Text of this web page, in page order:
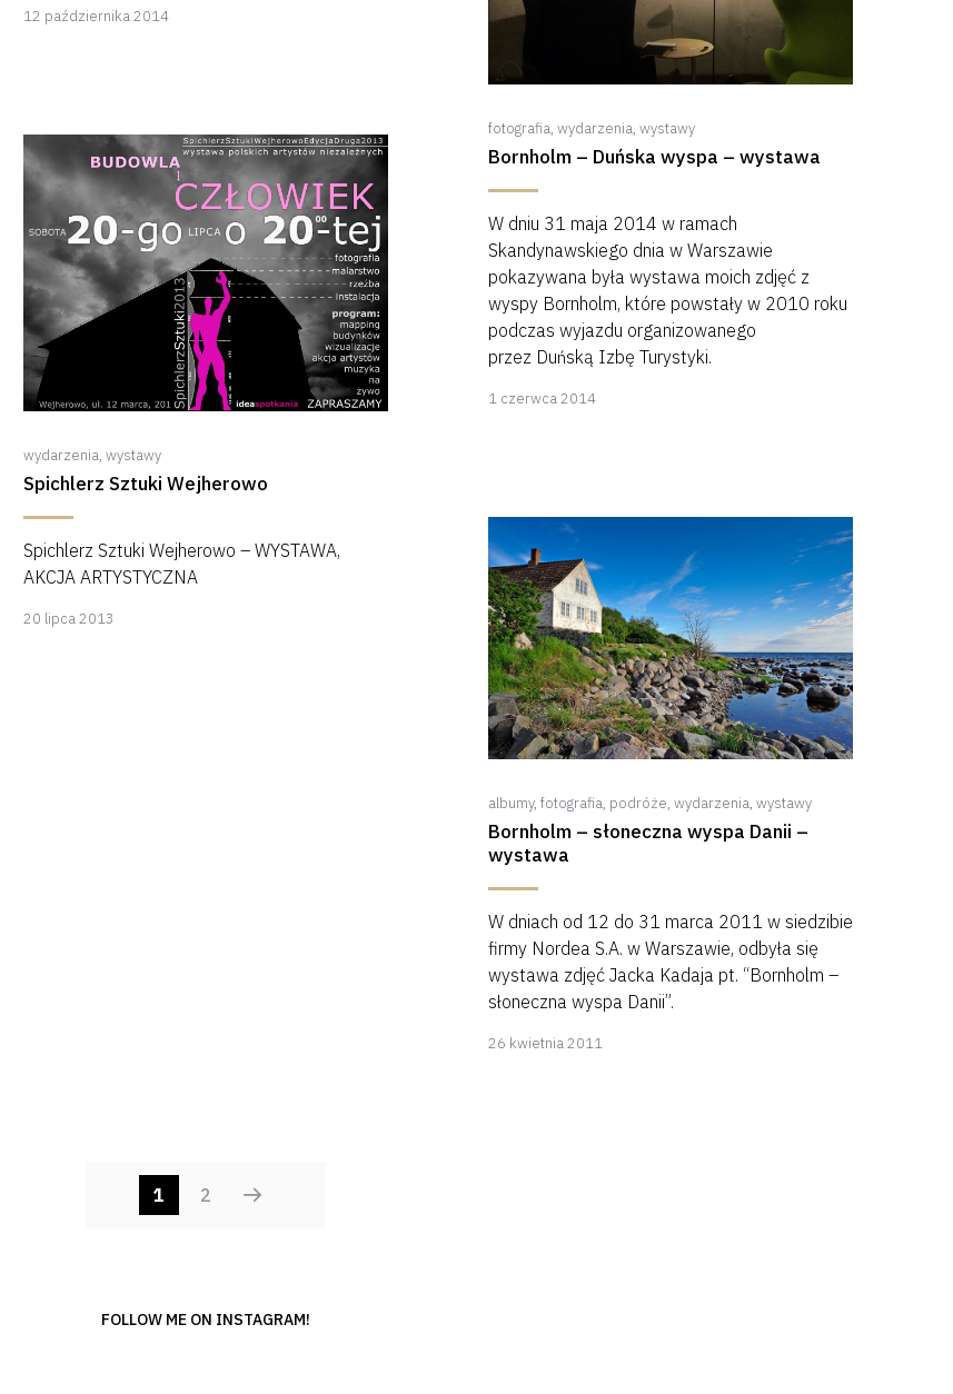
12 października 2014kwietnia
fotografia, wydarzenia, wystawy
Bornholm – Duńska wyspa – wystawa
W dniu 31 maja 2014 w ramach
Skandynawskiego dnia w Warszawie
pokazywana była wystawa moich zdjęć z
wyspy Bornholm, które powstały w 2010 roku
podczas wyjazdu organizowanego
przez Duńską Izbę Turystyki.
1 czerwca 2014
wydarzenia, wystawy
Spichlerz Sztuki Wejherowo
Spichlerz Sztuki Wejherowo – WYSTAWA,
AKCJA ARTYSTYCZNA
20 lipca 2013
albumy, fotografia, podróże, wydarzenia, wystawy
Bornholm – słoneczna wyspa Danii –
wystawa
W dniach od 12 do 31 marca 2011 w siedzibie
firmy Nordea S.A. w Warszawie, odbyła się
wystawa zdjęć Jacka Kadaja pt. “Bornholm –
słoneczna wyspa Danii”.
26 kwietnia 2011kwietnia
POSTS
1 2
FOLLOW ME ON INSTAGRAM!